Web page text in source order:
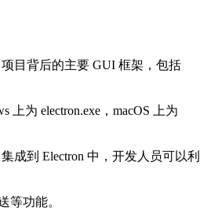
目背后的主要 GUI 框架，包括
上为 electron.exe，macOS 上为
成到 Electron 中，开发人员可以利
等功能。